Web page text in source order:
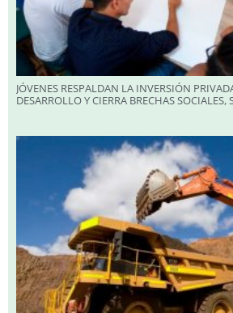
JÓVENES RESPALDAN LA INVERSIÓN
DESARROLLO Y CIERRA BRECHAS SOCIALES,